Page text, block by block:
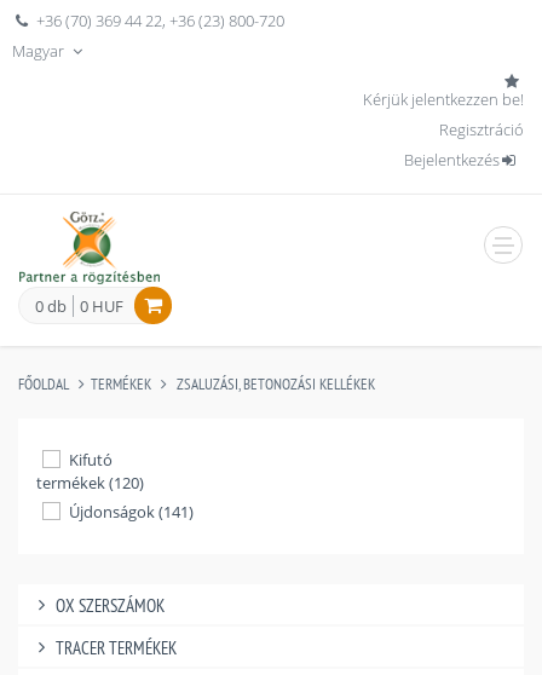
+36 (70) 369 44 22,+36 (23) 800-720
Magyar
Kérjük jelentkezzen be!
Regisztráció
Bejelentkezés
0 db 0 HUF
FŐOLDAL TERMÉKEK ZSALUZÁSI, BETONOZÁSI KELLÉKEK
Kifutó
termékek (120)
Újdonságok (141)
OX SZERSZÁMOK
TRACER TERMÉKEK